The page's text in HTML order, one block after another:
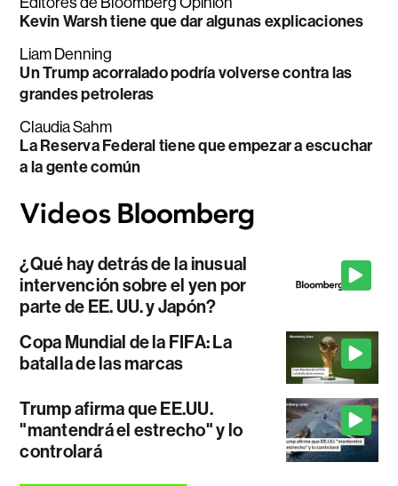
Kevin Warsh tiene que dar algunas explicaciones
Liam Denning
Un Trump acorralado podría volverse contra las
grandes petroleras
Claudia Sahm
La Reserva Federal tiene que empezar a escuchar
a la gente común
¿Qué hay detrás de la inusual
intervención sobre el yen por
parte de EE. UU. y Japón?
Copa Mundial de la FIFA: La
batalla de las marcas
Trump afirma que EE.UU.
"mantendrá el estrecho" y lo
controlará